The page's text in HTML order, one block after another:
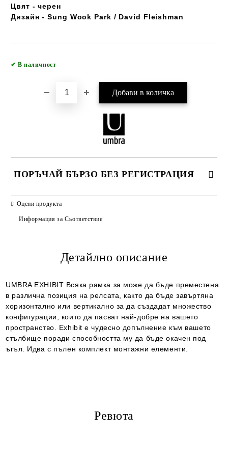
Цвят - черен
Дизайн - Sung Wook Park / David Fleishman
✔ В наличност
ПОРЪЧАЙ БЪРЗО БЕЗ РЕГИСТРАЦИЯ
Ние ще се свържем с вас в рамките на работния ден.
Оцени продукта
Информация за Съответствие
Детайлно описание
UMBRA EXHIBIT Всяка рамка за може да бъде преместена
в различна позиция на релсата, както да бъде завъртяна
хоризонтално или вертикално за да създадат множество
конфигурации, които да пасват най-добре на вашето
пространство. Exhibit е чудесно допълнение към вашето
стълбище поради способността му да бъде окачен под
ъгъл. Идва с пълен комплект монтажни елементи.
Ревюта